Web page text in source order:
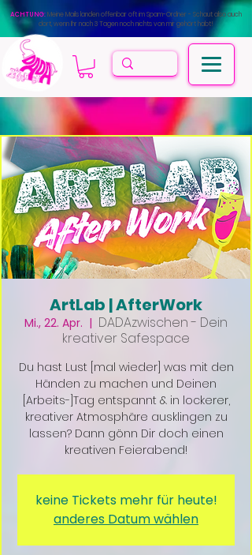
ACHTUNG:Meine Mails landen offenbar oft im Spam-Ordner - Schaut also auch
dort, wenn Ihr nach 3 Tagen noch nichts von mir gehört habt!
ArtLab | AfterWork
Mi., 22. Apr.
  |
DADAzwischen - Dein
kreativer Safespace
Du hast Lust [mal wieder] was mit den
Händen zu machen und Deinen
[Arbeits-]Tag entspannt & in lockerer,
kreativer Atmosphäre ausklingen zu
lassen? Dann gönn Dir doch einen
kreativen Feierabend!
keine Tickets mehr für heute!
anderes Datum wählen